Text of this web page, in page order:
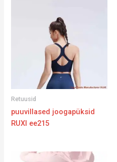
Retuusid
puuvillased joogapüksid
RUXI ee215